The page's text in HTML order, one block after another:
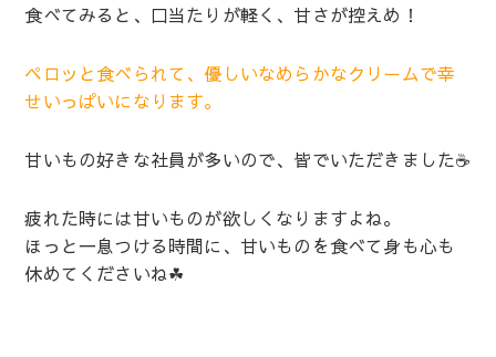
食べてみると、口当たりが軽く、甘さが控えめ！
ペロッと食べられて、優しいなめらかなクリームで幸
せいっぱいになります。
甘いもの好きな社員が多いので、皆でいただきました☕
疲れた時には甘いものが欲しくなりますよね。
ほっと一息つける時間に、甘いものを食べて身も心も
休めてくださいね☘